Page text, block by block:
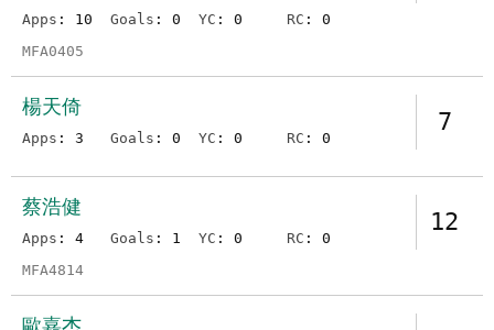
Apps : 10 Goals : 0 YC : 0 RC : 0
MFA0405
7
楊天倚
Apps : 3 Goals : 0 YC : 0 RC : 0
12
蔡浩健
Apps : 4 Goals : 1 YC : 0 RC : 0
MFA4814
歐嘉杰